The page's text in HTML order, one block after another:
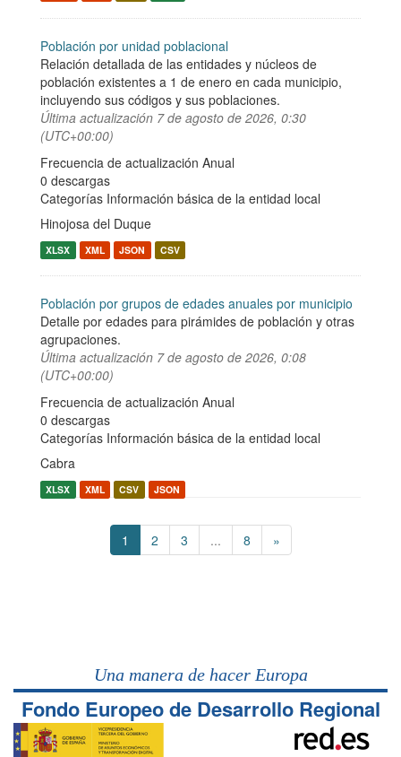
Población por unidad poblacional
Relación detallada de las entidades y núcleos de
población existentes a 1 de enero en cada municipio,
incluyendo sus códigos y sus poblaciones.
Última actualización 7 de agosto de 2026, 0:30
(UTC+00:00)
Frecuencia de actualización Anual
0 descargas
Categorías Información básica de la entidad local
Hinojosa del Duque
XLSX XML JSON CSV
Población por grupos de edades anuales por municipio
Detalle por edades para pirámides de población y otras
agrupaciones.
Última actualización 7 de agosto de 2026, 0:08
(UTC+00:00)
Frecuencia de actualización Anual
0 descargas
Categorías Información básica de la entidad local
Cabra
XLSX XML CSV JSON
1 2 3 ... 8 »
Una manera de hacer Europa
Fondo Europeo de Desarrollo Regional